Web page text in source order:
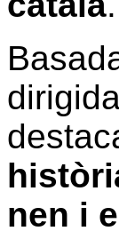
nen i